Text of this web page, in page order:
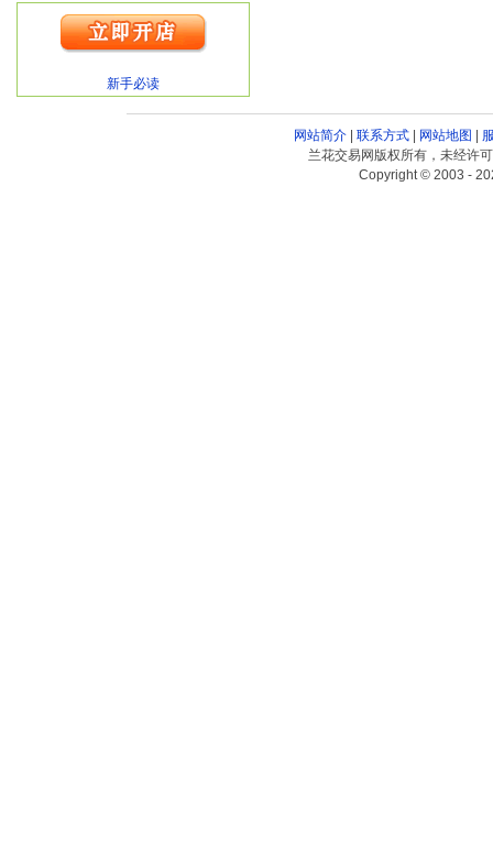
新手必读
网站简介| 联系方式| 网站地图 |
兰花交易网版权所有，未经许
Copyright © 2003 -